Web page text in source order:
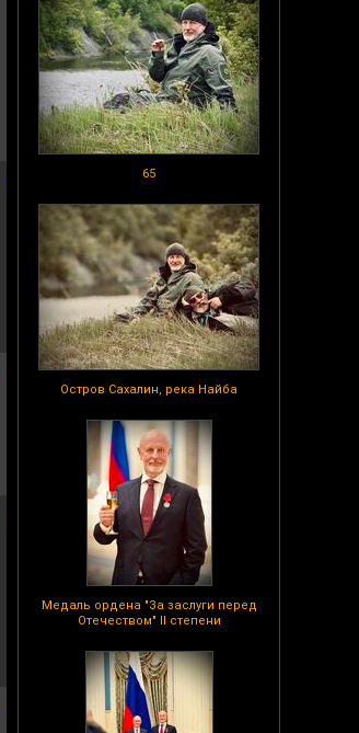
65
Остров Сахалин, река Найба
Медаль ордена "За заслуги перед
Отечеством" II степени